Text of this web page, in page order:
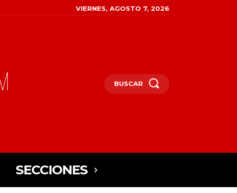
VIERNES, AGOSTO 7, 2026
BUSCAR
SECCIONES